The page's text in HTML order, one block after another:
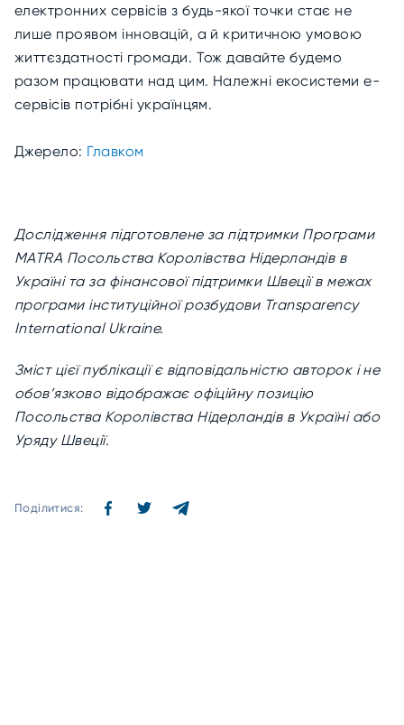
електронних сервісів з будь-якої точки стає не
лише проявом інновацій, а й критичною умовою
життєздатності громади. Тож давайте будемо
разом працювати над цим. Належні екосистеми е-
сервісів потрібні українцям.
Джерело: Главком
Дослідження підготовлене за підтримки Програми
MATRA Посольства Королівства Нідерландів в
Україні та за фінансової підтримки Швеції в межах
програми інституційної розбудови Transparency
International Ukraine.
Зміст цієї публікації є відповідальністю авторок і не
обов’язково відображає офіційну позицію
Посольства Королівства Нідерландів в Україні або
Уряду Швеції.
Поділитися: